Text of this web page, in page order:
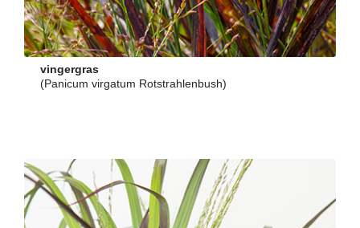
vingergras
(Panicum virgatum Rotstrahlenbush)